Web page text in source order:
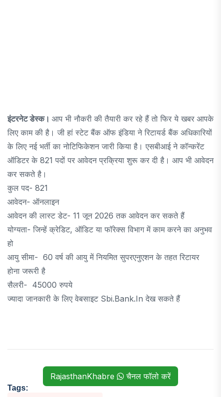
इंटरनेट डेस्क। आप भी नौकरी की तैयारी कर रहे हैं तो फिर ये खबर आपके
लिए काम की है। जी हां स्टेट बैंक ऑफ इंडिया ने रिटायर्ड बैंक अधिकारियों
के लिए नई भर्ती का नोटिफिकेशन जारी किया है। एसबीआई ने कॉन्करेंट
ऑडिटर के 821 पदों पर आवेदन प्रक्रिया शुरू कर दी है। आप भी आवेदन
कर सकते है।
कुल पद- 821
आवेदन- ऑनलाइन
आवेदन की लास्ट डेट- 11 जून 2026 तक आवेदन कर सकते हैं
योग्यता- जिन्हें क्रेडिट, ऑडिट या फॉरेक्स विभाग में काम करने का अनुभव
हो
आयु सीमा- 60 वर्ष की आयु में नियमित सुपरएनुएशन के तहत रिटायर
होना जरूरी है
सैलरी- 45000 रुपये
ज्यादा जानकारी के लिए वेबसाइट Sbi.bank.in देख सकते हैं
RajasthanKhabre चैनल फॉलो करें
Tags: